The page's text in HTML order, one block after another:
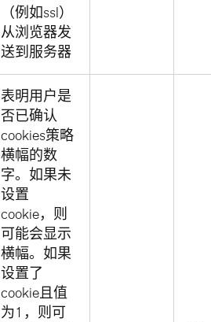
（例如ssl）
从浏览器发
送到服务器
表明用户是
否已确认
cookies策略
横幅的数
字。如果未
设置
cookie，则
可能会显示
横幅。如果
设置了
cookie且值
为1，则可